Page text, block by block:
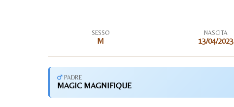
SESSO
M
NASCITA
13/04/2023
PADRE
MAGIC MAGNIFIQUE